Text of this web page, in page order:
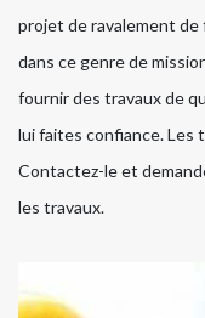
projet de ravalement de
dans ce genre de
fournir des travaux de
lui faites confiance. Les
Contactez-le et
les travaux.